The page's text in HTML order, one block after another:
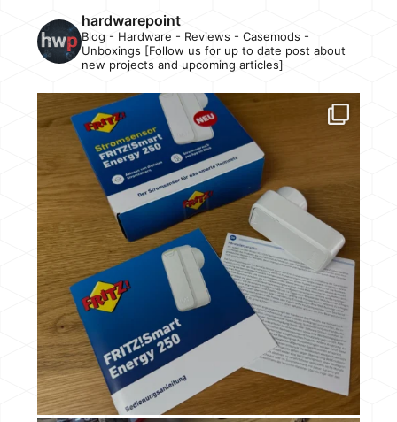
hardwarepoint
Blog - Hardware - Reviews - Casemods -
Unboxings [Follow us for up to date post about
new projects and upcoming articles]